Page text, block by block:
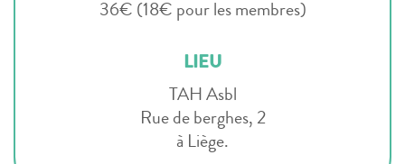
36€ (18€ pour les membres)
LIEU
TAH Asbl
Rue de berghes, 2
à Liège.